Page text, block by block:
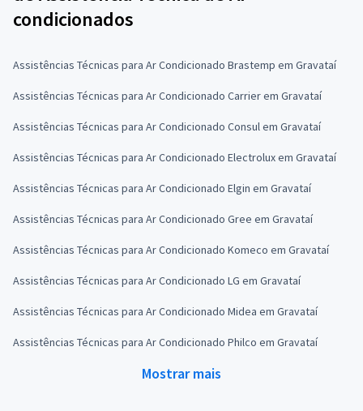
condicionados
Assistências Técnicas para Ar Condicionado Brastemp em Gravataí
Assistências Técnicas para Ar Condicionado Carrier em Gravataí
Assistências Técnicas para Ar Condicionado Consul em Gravataí
Assistências Técnicas para Ar Condicionado Electrolux em Gravataí
Assistências Técnicas para Ar Condicionado Elgin em Gravataí
Assistências Técnicas para Ar Condicionado Gree em Gravataí
Assistências Técnicas para Ar Condicionado Komeco em Gravataí
Assistências Técnicas para Ar Condicionado LG em Gravataí
Assistências Técnicas para Ar Condicionado Midea em Gravataí
Assistências Técnicas para Ar Condicionado Philco em Gravataí
Mostrar mais